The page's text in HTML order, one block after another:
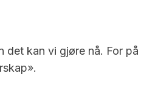
kan vi gjøre nå. For